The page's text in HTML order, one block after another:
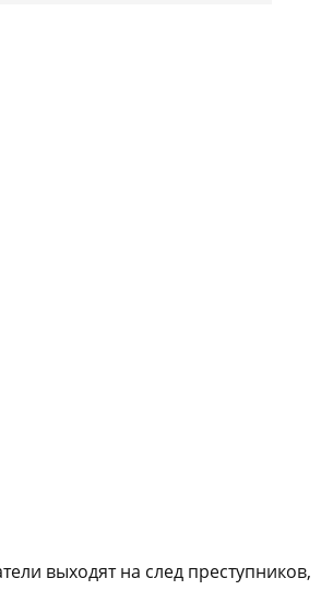
выходят на след преступников,